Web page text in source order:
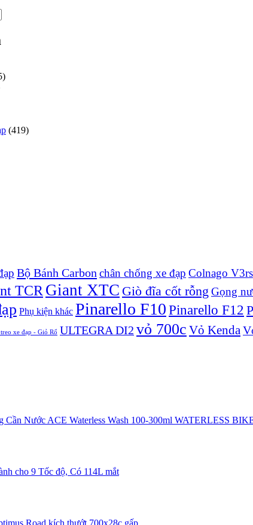
(419)
Bộ Bánh Carbon chân chống xe đạp Colnago V3rs
TCR Giant XTC Giò đĩa cốt rỗng Gọng
Phụ kiện khác Pinarello F10Pinarello F12
xe đạp - Giỏ Rổ ULTEGRA DI2 vỏ 700c Vỏ Kenda
Nước ACE Waterless Wash 100-300ml WATERLESS
cho 9 Tốc độ, Có 114L mắt
Road kích thướt 700x28c gấp